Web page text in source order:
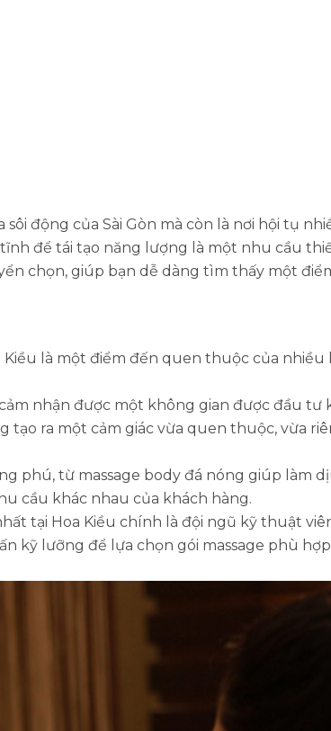
động của Sài Gòn mà còn là nơi hội tụ
để tái tạo năng lượng là một nhu cầu
chọn, giúp bạn dễ dàng tìm thấy một
là một điểm đến quen thuộc của nhiều
nhận được một không gian được đầu tư
ra một cảm giác vừa quen thuộc, vừa
phú, từ massage body đá nóng giúp làm
cầu khác nhau của khách hàng.
tại Hoa Kiều chính là đội ngũ kỹ thuật
kỹ lưỡng để lựa chọn gói massage phù